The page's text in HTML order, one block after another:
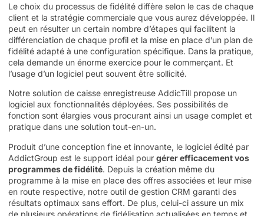
Le choix du processus de fidélité diffère selon le cas de chaque
client et la stratégie commerciale que vous aurez développée. Il
peut en résulter un certain nombre d’étapes qui facilitent la
différenciation de chaque profil et la mise en place d’un plan de
fidélité adapté à une configuration spécifique. Dans la pratique,
cela demande un énorme exercice pour le commerçant. Et
l’usage d’un logiciel peut souvent être sollicité.
Notre solution de caisse enregistreuse AddicTill propose un
logiciel aux fonctionnalités déployées. Ses possibilités de
fonction sont élargies vous procurant ainsi un usage complet et
pratique dans une solution tout-en-un.
Produit d’une conception fine et innovante, le logiciel édité par
AddictGroup est le support idéal pour gérer efficacement vos
programmes de fidélité. Depuis la création même du
programme à la mise en place des offres associées et leur mise
en route respective, notre outil de gestion CRM garanti des
résultats optimaux sans effort. De plus, celui-ci assure un mix
de plusieurs opérations de fidélisation actualisées en temps et